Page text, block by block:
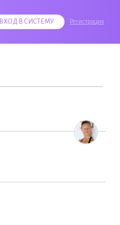
ВХОД В СИСТЕМУ Регистрация